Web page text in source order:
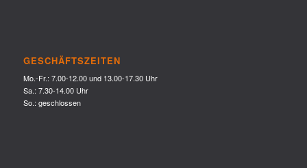
GESCHÄFTSZEITEN
Mo.-Fr.: 7.00-12.00 und 13.00-17.30 Uhr
Sa.: 7.30-14.00 Uhr
So.: geschlossen